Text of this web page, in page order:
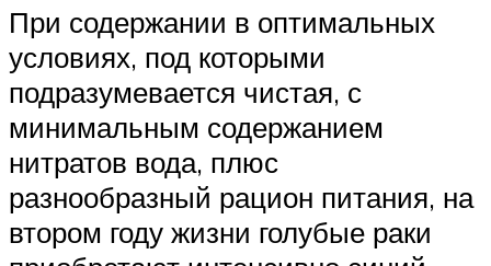
При содержании в оптимальных
условиях, под которыми
подразумевается чистая, с
минимальным содержанием
нитратов вода, плюс
разнообразный рацион питания, на
втором году жизни голубые раки